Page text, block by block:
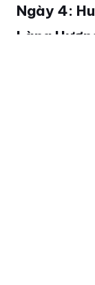
Ngày 4:
Làng